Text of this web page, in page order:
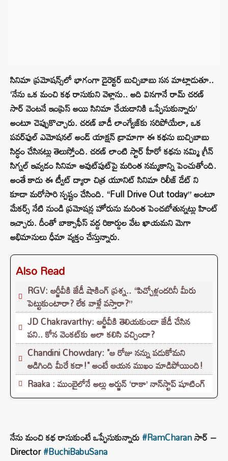
సినిమా ప్రమోషన్స్‌లో భాగంగా డైరెక్టర్ బుచ్చిబాబు సన మాట్లాడుతూ..
‘నేను ఒక మంచి కథ రాసుకుని వెళ్లాను.. అది వినగానే రామ్ చరణ్
సార్ వెంటనే ఇంప్రెస్ అయి సినిమా చేయడానికి ఒప్పేసుకున్నారు’
అంటూ చెప్పుకొచ్చారు. చరణ్ బాడీ లాంగ్వేజ్‌కు సరిపోయేలా, ఒక
పవర్‌ఫుల్ ఎమోషనల్ అండ్ యాక్షన్ డ్రామాగా ఈ కథను బుచ్చిబాబు
సిద్ధం చేసినట్లు తెలుస్తోంది. చరణ్ లాంటి స్టార్ హీరో కథను నమ్మి గ్రీన్
సిగ్నల్ ఇవ్వడం సినిమా అవుట్‌పుట్‌పై మరింత నమ్మకాన్ని పెంచుతోంది.
అంతే కాదు ఈ ట్వీట్ ద్యారా చిత్ర యూనిట్ సినిమా రిలీజ్ డేట్ ని
కూడా మరోసారి స్పష్టం చేసింది. “Full Drive Out today” అంటూ
మేకర్స్ నేటి నుండి ప్రమోషన్ల హోరును మరింత పెంచబోతున్నట్లు హింట్
ఇచ్చారు. దీంతో బాక్సాఫీస్ వద్ద రికార్డుల వేట ఖాయమని మెగా
అభిమానులు ధీమా వ్యక్తం చేస్తున్నారు.
Also Read
RGV: ఆర్జీవీకి జేడీ షాకింగ్ ప్రశ్న.. “పిచ్చోళ్లందరినీ మీరు
పెట్టుకుంటారా? లేక వాళ్లే వస్తారా?”
JD Chakravarthy: ఆర్జీవీకి తెలియకుండా జేడీ చేసిన
పని.. కోన వెంకట్‌కు అలా కలిసి వచ్చిందా?
Chandini Chowdary: "ఆ రోజు నన్ను పడుకోమని
అడిగింది మీరే కదా!" అంటే ఆయన ముఖం మాడిపోయింది!
Raaka : ముంబైలోనే అల్లు అర్జున్ ‘రాకా’ నాన్‌స్టాప్ షూటింగ్
నేను మంచి కథ రాసుకుంటే ఒప్పేసుకున్నారు#RamCharanసార్ –
Director#BuchiBabuSana